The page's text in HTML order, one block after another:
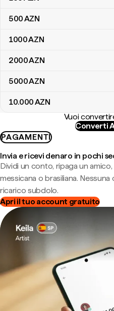
500AZN
1000AZN
2000AZN
5000AZN
10.000AZN
Vuoi
Converti
PAGAMENTI
Invia e ricevi denaro in pochi
Dividi un conto, ripaga un
messicana o brasiliana.
ricarico subdolo.
Apri il tuo account gratuito